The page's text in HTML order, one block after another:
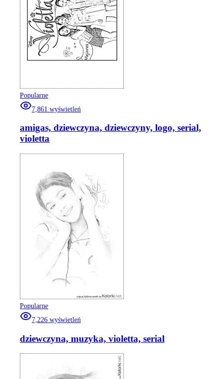
Popularne
7,861 wyświetleń
amigas, dziewczyna, dziewczyny, logo, serial,
violetta
Popularne
7,226 wyświetleń
dziewczyna, muzyka, violetta, serial